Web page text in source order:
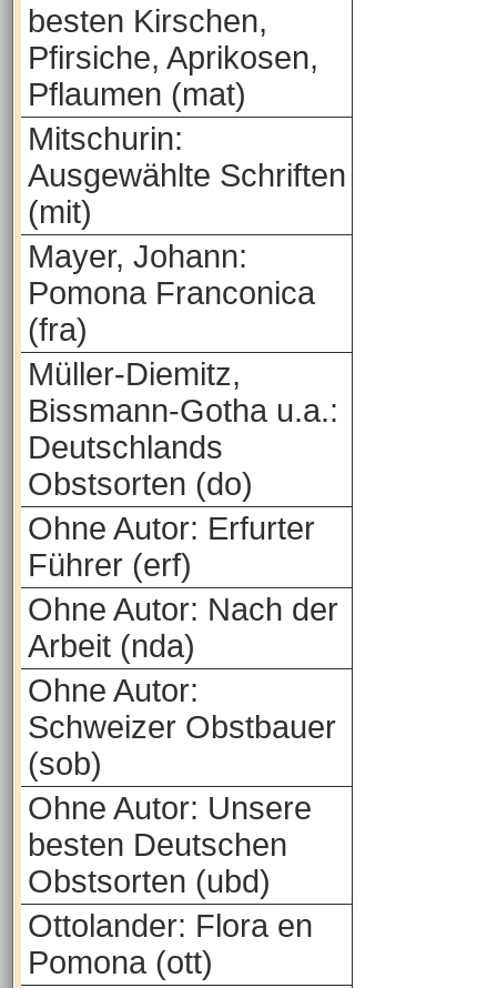
besten Kirschen,
Pfirsiche, Aprikosen,
Pflaumen (mat)
Mitschurin:
Ausgewählte Schriften
(mit)
Mayer, Johann:
Pomona Franconica
(fra)
Müller-Diemitz,
Bissmann-Gotha u.a.:
Deutschlands
Obstsorten (do)
Ohne Autor: Erfurter
Führer (erf)
Ohne Autor: Nach der
Arbeit (nda)
Ohne Autor:
Schweizer Obstbauer
(sob)
Ohne Autor: Unsere
besten Deutschen
Obstsorten (ubd)
Ottolander: Flora en
Pomona (ott)